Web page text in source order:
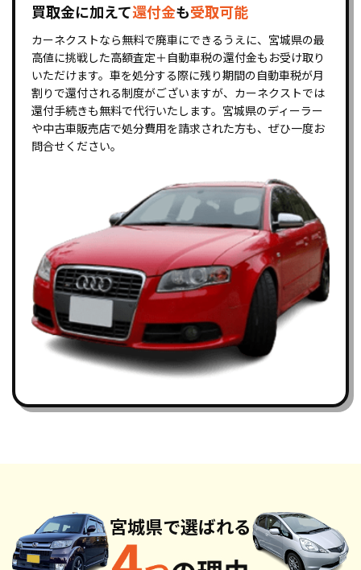
買取金に加えて還付金も受取可能
カーネクストなら無料で廃車にできるうえに、宮城県の最
高値に挑戦した高額査定＋自動車税の還付金もお受け取り
いただけます。車を処分する際に残り期間の自動車税が月
割りで還付される制度がございますが、カーネクストでは
還付手続きも無料で代行いたします。宮城県のディーラー
や中古車販売店で処分費用を請求された方も、ぜひ一度お
問合せください。
宮城県で選ばれる